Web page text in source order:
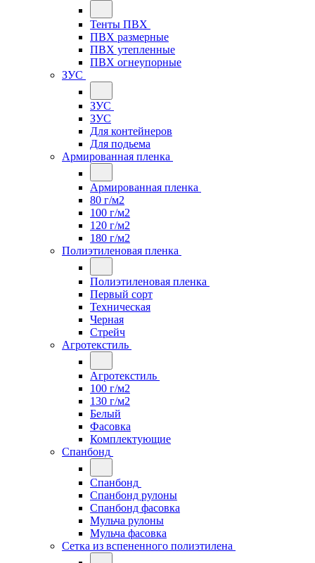
Тенты ПВХ
ПВХ размерные
ПВХ утепленные
ПВХ огнеупорные
ЗУС
ЗУС
ЗУС
Для контейнеров
Для подьема
Армированная пленка
Армированная пленка
80 г/м2
100 г/м2
120 г/м2
180 г/м2
Полиэтиленовая пленка
Полиэтиленовая пленка
Первый сорт
Техническая
Черная
Стрейч
Агротекстиль
Агротекстиль
100 г/м2
130 г/м2
Белый
Фасовка
Комплектующие
Спанбонд
Спанбонд
Спанбонд рулоны
Спанбонд фасовка
Мульча рулоны
Мульча фасовка
Сетка из вспененного полиэтилена